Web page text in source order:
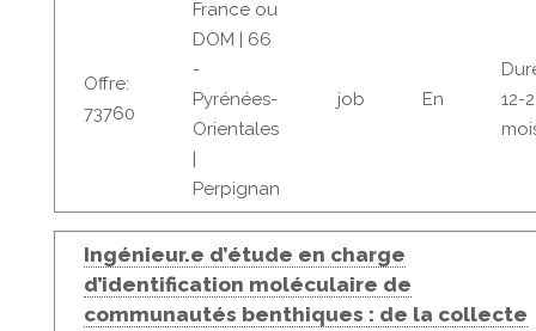
Offre:
73760
France ou
DOM | 66
-
Pyrénées-
Orientales
|
Perpignan
job En
12-
Ingénieur.e d’étude en charge
d’identification moléculaire de
communautés benthiques : de la collecte